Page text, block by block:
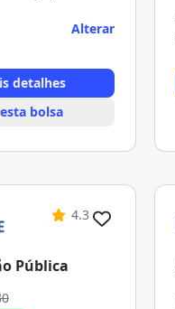
Alterar
detalhes
bolsa
4.3
Pública